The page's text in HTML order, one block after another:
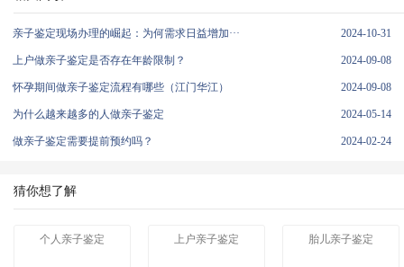
亲子鉴定现场办理的崛起：为何需求日益增加··· 2024-10-31
上户做亲子鉴定是否存在年龄限制？ 2024-09-08
怀孕期间做亲子鉴定流程有哪些（江门华江） 2024-09-08
为什么越来越多的人做亲子鉴定 2024-05-14
做亲子鉴定需要提前预约吗？ 2024-02-24
猜你想了解
个人亲子鉴定 上户亲子鉴定 胎儿亲子鉴定